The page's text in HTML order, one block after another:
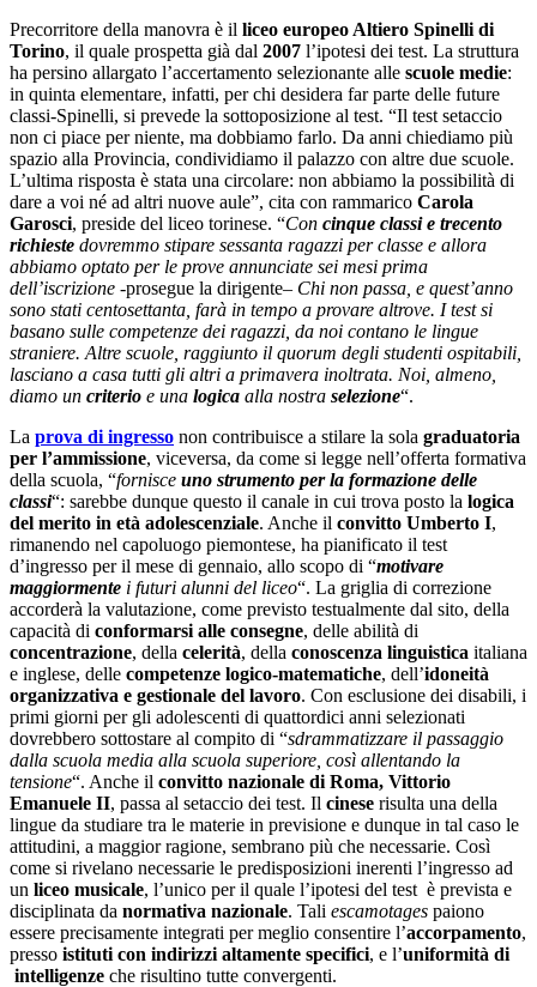
Precorritore della manovra è il liceo europeo Altiero Spinelli di
Torino, il quale prospetta già dal 2007 l’ipotesi dei test. La struttura
ha persino allargato l’accertamento selezionante alle scuole medie:
in quinta elementare, infatti, per chi desidera far parte delle future
classi-Spinelli, si prevede la sottoposizione al test. “Il test setaccio
non ci piace per niente, ma dobbiamo farlo. Da anni chiediamo più
spazio alla Provincia, condividiamo il palazzo con altre due scuole.
L’ultima risposta è stata una circolare: non abbiamo la possibilità di
dare a voi né ad altri nuove aule”, cita con rammarico Carola
Garosci, preside del liceo torinese. “Con cinque classi e trecento
richieste dovremmo stipare sessanta ragazzi per classe e allora
abbiamo optato per le prove annunciate sei mesi prima
dell’iscrizione -prosegue la dirigente– Chi non passa, e quest’anno
sono stati centosettanta, farà in tempo a provare altrove. I test si
basano sulle competenze dei ragazzi, da noi contano le lingue
straniere. Altre scuole, raggiunto il quorum degli studenti ospitabili,
lasciano a casa tutti gli altri a primavera inoltrata. Noi, almeno,
diamo un criterio e una logica alla nostra selezione“.
La prova di ingresso non contribuisce a stilare la sola graduatoria
per l’ammissione, viceversa, da come si legge nell’offerta formativa
della scuola, “fornisce uno strumento per la formazione delle
classi“: sarebbe dunque questo il canale in cui trova posto la logica
del merito in età adolescenziale. Anche il convitto Umberto I,
rimanendo nel capoluogo piemontese, ha pianificato il test
d’ingresso per il mese di gennaio, allo scopo di “motivare
maggiormente i futuri alunni del liceo“. La griglia di correzione
accorderà la valutazione, come previsto testualmente dal sito, della
capacità di conformarsi alle consegne, delle abilità di
concentrazione, della celerità, della conoscenza linguistica italiana
e inglese, delle competenze logico-matematiche, dell’idoneità
organizzativa e gestionale del lavoro. Con esclusione dei disabili, i
primi giorni per gli adolescenti di quattordici anni selezionati
dovrebbero sottostare al compito di “sdrammatizzare il passaggio
dalla scuola media alla scuola superiore, così allentando la
tensione“. Anche il convitto nazionale di Roma, Vittorio
Emanuele II, passa al setaccio dei test. Il cinese risulta una della
lingue da studiare tra le materie in previsione e dunque in tal caso le
attitudini, a maggior ragione, sembrano più che necessarie. Così
come si rivelano necessarie le predisposizioni inerenti l’ingresso ad
un liceo musicale, l’unico per il quale l’ipotesi del test è prevista e
disciplinata da normativa nazionale. Tali escamotages paiono
essere precisamente integrati per meglio consentire l’accorpamento,
presso istituti con indirizzi altamente specifici, e l’uniformità di
intelligenze che risultino tutte convergenti.